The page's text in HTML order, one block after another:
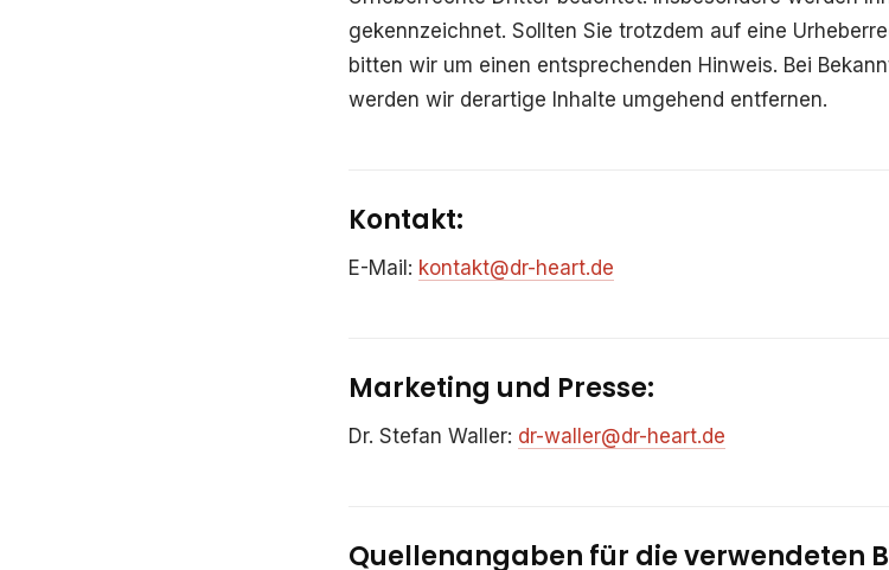
gekennzeichnet. Sollten Sie trotzdem auf eine
bitten wir um einen entsprechenden Hinweis. Bei
werden wir derartige Inhalte umgehend entfernen.
Kontakt:
E-Mail: kontakt@dr-heart.de
Marketing und Presse:
Dr. Stefan Waller: dr-waller@dr-heart.de
Quellenangaben für die verwendeten